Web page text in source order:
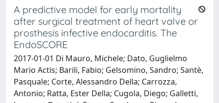
A predictive model for early mortality
after surgical treatment of heart valve or
prosthesis infective endocarditis. The
EndoSCORE
2017-01-01 Di Mauro, Michele; Dato, Guglielmo
Mario Actis; Barili, Fabio; Gelsomino, Sandro; Santè,
Pasquale; Corte, Alessandro Della; Carrozza,
Antonio; Ratta, Ester Della; Cugola, Diego; Galletti,